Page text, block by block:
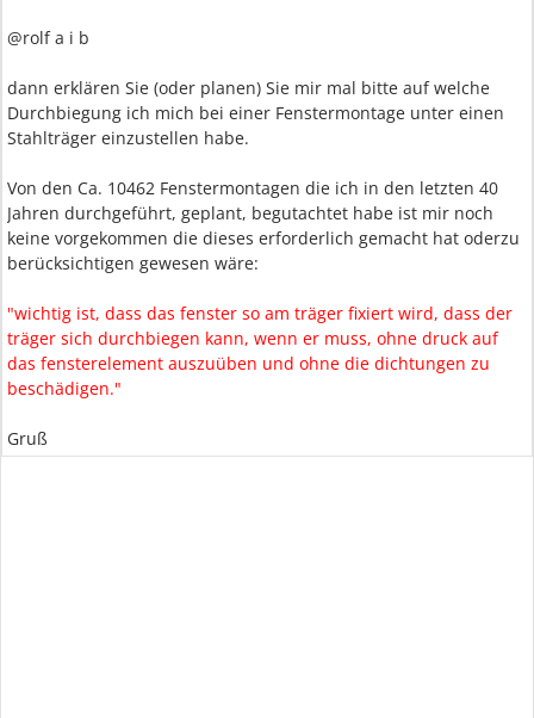
@rolf a i b
dann erklären Sie (oder planen) Sie mir mal bitte auf welche
Durchbiegung ich mich bei einer Fenstermontage unter einen
Stahlträger einzustellen habe.
Von den Ca. 10462 Fenstermontagen die ich in den letzten 40
Jahren durchgeführt, geplant, begutachtet habe ist mir noch
keine vorgekommen die dieses erforderlich gemacht hat oderzu
berücksichtigen gewesen wäre:
"wichtig ist, dass das fenster so am träger fixiert wird, dass der
träger sich durchbiegen kann, wenn er muss, ohne druck auf
das fensterelement auszuüben und ohne die dichtungen zu
beschädigen."
Gruß